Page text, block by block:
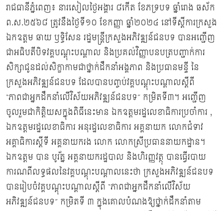
រាជធានីភ្នំពេញ៖ នារសៀលថ្ងៃអង្គារ ៨កើត ខែភទ្របទ ឆ្នាំរោង ឆស័ក
ព.ស.២៥៦៨ ត្រូវនឹងថ្ងៃទី១០ ខែកញ្ញា ឆ្នាំ២០២៤ នៅទីស្ដីការក្រសួង
ឯកឧត្តម ឆាយ ឫទ្ធិសែន រដ្ឋមន្ត្រីក្រសួងអភិវឌ្ឍន៍ជនបទ បានអញ្ជើញ
ជាអធិបតីបិទវគ្គបណ្ដុះបណ្ដាល និងប្រគល់វិញ្ញាបនបត្របញ្ជាក់ការ
សិក្សាជូនដល់សិក្ខាកាមជាថ្នាក់ដឹកនាំអង្គភាព និងប្រធានមន្ទី នៃ
ក្រសួងអភិវឌ្ឍន៍ជនបទ ដែលបានបញ្ចប់វគ្គបណ្ដុះបណ្ដាលស្ដីពី
“ភាពជាអ្នកដឹកនាំលើវិស័យអភិវឌ្ឍន៍ជនបទ” កម្រិតទី៣។ អញ្ជើញ
ចូលរួមជាកិត្ដិយសក្នុងពិធីនេះមាន ឯកឧត្តមរដ្ឋលេខាធិការប្រចាំការ ,
ឯកឧត្តមរដ្ឋលេខាធិការ អនុរដ្ឋលេខាធិការ អគ្គនាយក លោកជំទាវ
អគ្គាធិការស្ដីទី អគ្គនាយករង លោក លោកស្រីប្រធាននាយកដ្ឋាន។
ឯកឧត្ដម បាន បូរ័ត្ន អគ្គនាយករដ្ឋបាល និងហិរញ្ញវត្ថុ បានធ្វើរបាយ
ការណពីលទ្ធផលនៃវគ្គបណ្ដុះបណ្ដាលនេះថា ក្រសួងអភិវឌ្ឍន៍ជនបទ
បានរៀបចំវគ្គបណ្ដុះបណ្ដាលស្ដីពី “ភាពជាអ្នកដឹកនាំលើវិស័យ
អភិវឌ្ឍន៍ជនបទ” កម្រិតទី ៣ ក្នុងគោលបំណងឱ្យថ្នាក់ដឹកនាំតាម